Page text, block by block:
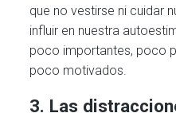
que no vestirse ni cuidar
influir en nuestra
poco importantes, poco
poco motivados.
3. Las